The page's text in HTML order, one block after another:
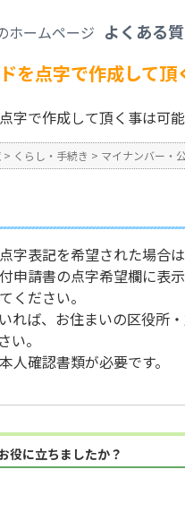
よくある
を点字で作成して
字で作成して頂く事は可
> くらし・手続き > マイナンバー・
字表記を希望された場合
申請書の点字希望欄に表
ください。
れば、お住まいの区役所
い。
人確認書類が必要です。
役に立ちましたか？